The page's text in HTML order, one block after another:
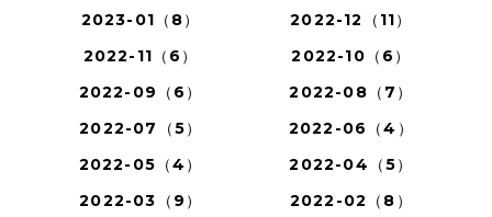
2023-01（8）
2022-12（11）
2022-11（6）
2022-10（6）
2022-09（6）
2022-08（7）
2022-07（5）
2022-06（4）
2022-05（4）
2022-04（5）
2022-03（9）
2022-02（8）